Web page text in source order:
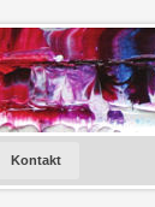
Kontakt